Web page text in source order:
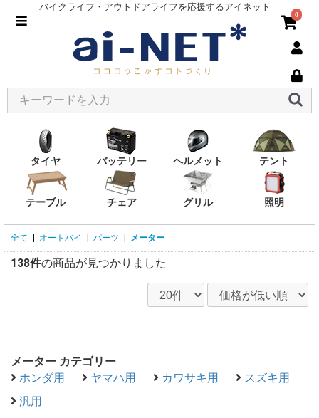
バイクライフ・アウトドアライフを応援するアイネット
0
タイヤ バッテリー ヘルメット テント
テーブル チェア グリル 照明
全て オートバイ パーツ メーター
138件の商品が見つかりました
メーター カテゴリー
ホンダ用
ヤマハ用 カワサキ用
スズキ用
汎用